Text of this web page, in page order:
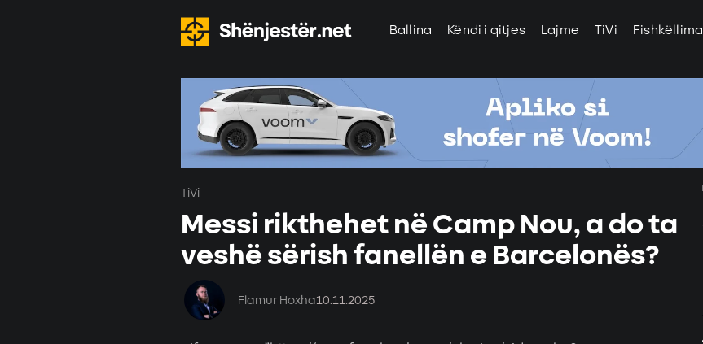
Ballina Këndi i qitjes Lajme TiVi Fishkëllima
TiVi
Messi rikthehet në Camp Nou, a do ta
veshë sërish fanellën e Barcelonës?
Flamur Hoxha10.11.2025